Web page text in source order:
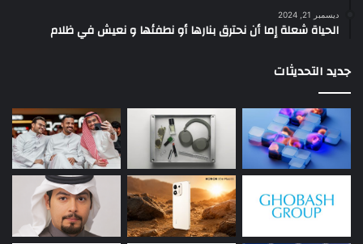
ديسمبر 21, 2024
الحياة شعلة إما أن نحترق بنارها أو نطفئها و نعيش في ظلام
جديد التحديثات